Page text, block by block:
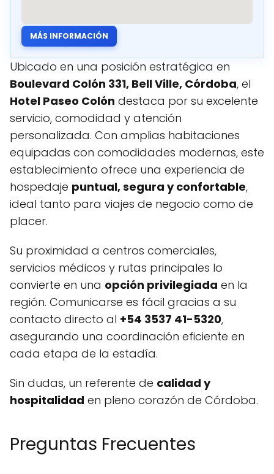
MÁS INFORMACIÓN
Ubicado en una posición estratégica en
Boulevard Colón 331, Bell Ville, Córdoba, el
Hotel Paseo Colón destaca por su excelente
servicio, comodidad y atención
personalizada. Con amplias habitaciones
equipadas con comodidades modernas, este
establecimiento ofrece una experiencia de
hospedaje puntual, segura y confortable,
ideal tanto para viajes de negocio como de
placer.
Su proximidad a centros comerciales,
servicios médicos y rutas principales lo
convierte en una opción privilegiada en la
región. Comunicarse es fácil gracias a su
contacto directo al +54 3537 41-5320,
asegurando una coordinación eficiente en
cada etapa de la estadía.
Sin dudas, un referente de calidad y
hospitalidad en pleno corazón de Córdoba.
Preguntas Frecuentes